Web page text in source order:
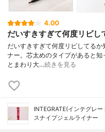
4.00
だいすきすぎて何度リピし
だいすきすぎて何度リピしてる
ナー。芯太めのタイプがあると
とまわり大…続きを見る
INTEGRATE(インテグレー
スナイプジェルライナー